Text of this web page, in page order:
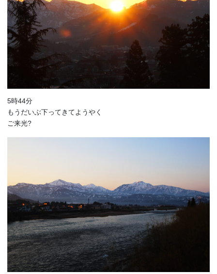
5時44分
もうだいぶ下ってきてようやく
ご来光?